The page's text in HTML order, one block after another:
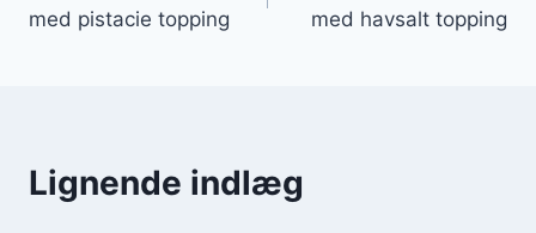
med pistacie topping
med havsalt topping
Lignende indlæg